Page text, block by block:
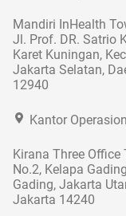
Mandiri InHealth
Jl. Prof. DR. Satrio
Karet Kuningan,
Jakarta Selatan,
12940
Kantor
Kirana Three Office
No.2, Kelapa
Gading, Jakarta
Jakarta 14240